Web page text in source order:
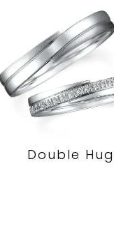
Double Hug